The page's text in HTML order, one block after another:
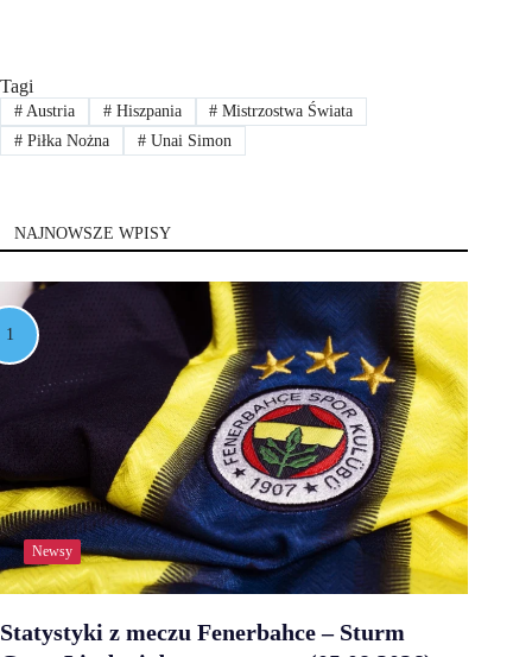
Tagi
#Austria #Hiszpania # Mistrzostwa Świata
#Piłka Nożna #Unai Simon
NAJNOWSZE WPISY
Newsy
Statystyki z meczu Fenerbahce – Sturm